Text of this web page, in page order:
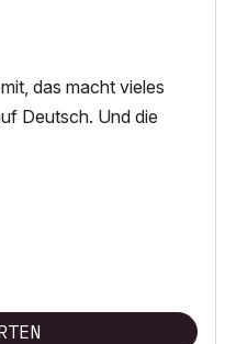
das macht vieles
Deutsch. Und die